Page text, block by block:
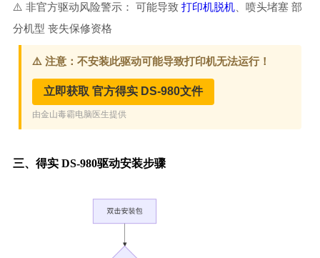
⚠️ 非官方驱动风险警示： 可能导致 打印机脱机、喷头堵塞 部
分机型 丧失保修资格
三、得实 DS-980驱动安装步骤